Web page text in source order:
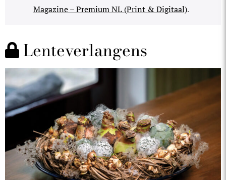
Magazine – Premium NL (Print & Digitaal).
Lenteverlangens